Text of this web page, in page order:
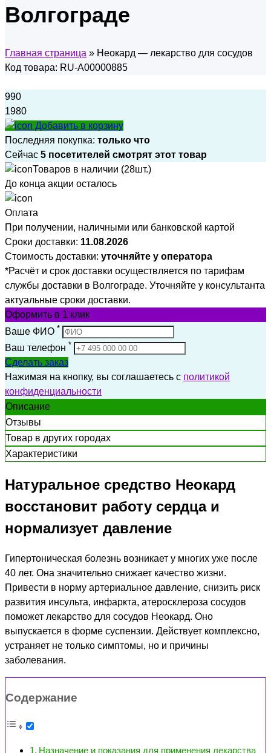
Волгограде
Главная страница » Неокард — лекарство для сосудов
Код товара: RU-A00000885
990
1980
Добавить в корзину
Последняя покупка: только что
Сейчас 5 посетителей смотрят этот товар
Товаров в наличии (28шт.)
До конца акции осталось
Оплата
При получении, наличными или банковской картой
Сроки доставки: 11.08.2026
Стоимость доставки: уточняйте у оператора
*Расчёт и срок доставки осуществляется по тарифам
службы доставки в Волгограде. Уточняйте у консультанта
актуальные сроки доставки.
Оформить в 1 клик
Ваше ФИО *
Ваш телефон *
Сделать заказ
Нажимая на кнопку, вы соглашаетесь с политикой
конфиденциальности
Описание
Отзывы
Товар в других городах
Характеристики
Натуральное средство Неокард
восстановит работу сердца и
нормализует давление
Гипертоническая болезнь возникает у многих уже после
40 лет. Она значительно снижает качество жизни.
Привести в норму артериальное давление, снизить риск
развития инсульта, инфаркта, атеросклероза сосудов
поможет лекарство для сосудов Неокард. Оно
выпускается в форме суспензии. Действует комплексно,
устраняет не только симптомы, но и причины
заболевания.
Содержание
Назначение и показания для применения лекарства